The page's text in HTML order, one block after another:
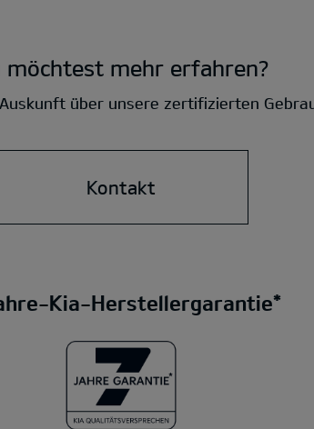
möchtest mehr erfahren?
über unsere zertifizierten
Kontakt
Kia-Herstellergarantie*